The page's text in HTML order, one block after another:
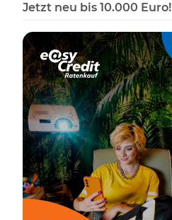
Jetzt neu bis 10.000 Euro!